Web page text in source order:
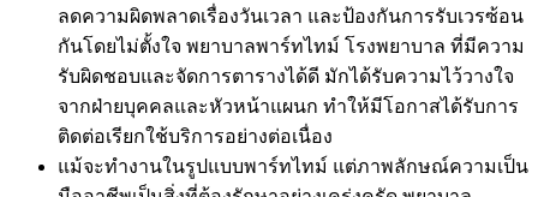
ลดความผิดพลาดเรื่องวันเวลา และป้องกันการรับเวรซ้อน
กันโดยไม่ตั้งใจ พยาบาลพาร์ทไทม์ โรงพยาบาล ที่มีความ
รับผิดชอบและจัดการตารางได้ดี มักได้รับความไว้วางใจ
จากฝ่ายบุคคลและหัวหน้าแผนก ทำให้มีโอกาสได้รับการ
ติดต่อเรียกใช้บริการอย่างต่อเนื่อง
แม้จะทำงานในรูปแบบพาร์ทไทม์ แต่ภาพลักษณ์ความเป็น